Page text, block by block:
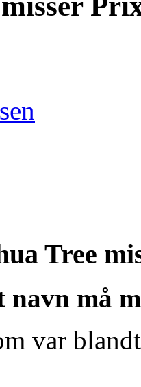
Tree
navn må
var